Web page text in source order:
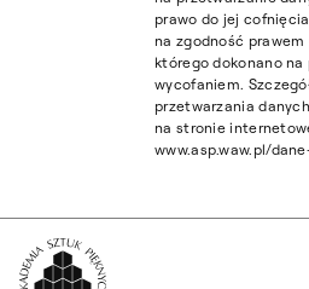
prawo do jej
na zgodność
którego dokonano
wycofaniem.
przetwarzania
na stronie
www.asp.waw.pl/